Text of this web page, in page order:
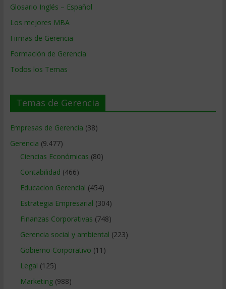
Glosario Inglés – Español
Los mejores MBA
Firmas de Gerencia
Formación de Gerencia
Todos los Temas
Temas de Gerencia
Empresas de Gerencia (38)
Gerencia (9.477)
Ciencias Económicas (80)
Contabilidad (466)
Educacion Gerencial (454)
Estrategia Empresarial (304)
Finanzas Corporativas (748)
Gerencia social y ambiental (223)
Gobierno Corporativo (11)
Legal (125)
Marketing(988)